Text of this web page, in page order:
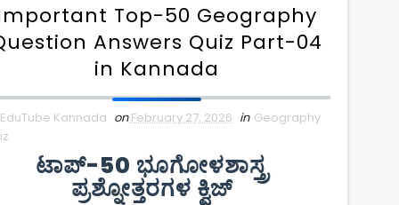
Top-50 Geography
Answers Quiz Part-04
in Kannada
EduTube Kannada on February 27, 2026 in Geography
ಟಾಪ್-50 ಭೂಗೋಳಶಾಸ್ತ್ರ
ಪ್ರಶ್ನೋತ್ತರಗಳ ಕ್ವಿಜ್